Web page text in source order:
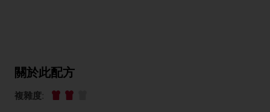
關於此配方
複雜度: